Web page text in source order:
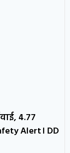
4.77
Alert। DD